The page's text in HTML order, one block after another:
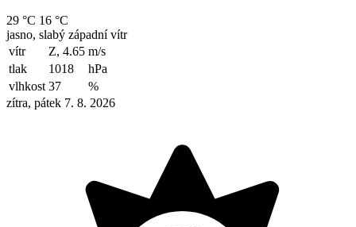
29 °C 16 °C
jasno, slabý západní vítr
vítr
Z, 4.65 m/s
tlak
1018
hPa
vlhkost 37
%
zítra, pátek 7. 8. 2026